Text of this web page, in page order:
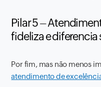
Pilar 5 –
fideliza e diferencia
Por fim, mas não menos
atendimento de